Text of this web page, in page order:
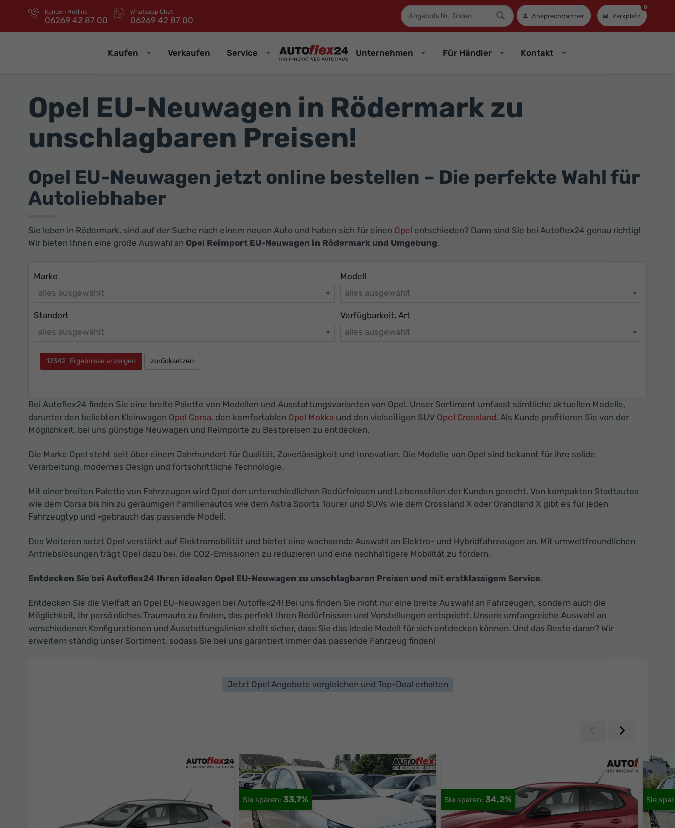
Kunden Hotline
06269 42 87 00
Whatsapp Chat
06269 42 87 00
Fahrzeugnummer
Ansprechpartner Parkplatz
0
Kaufen Verkaufen Service Unternehmen Für Händler Kontakt
Opel EU-Neuwagen in Rödermark zu
unschlagbaren Preisen!
Opel EU-Neuwagen jetzt online bestellen – Die perfekte Wahl für
Autoliebhaber
Sie leben in Rödermark, sind auf der Suche nach einem neuen Auto und haben sich für einen Opel entschieden? Dann sind Sie bei Autoflex24 genau richtig!
Wir bieten Ihnen eine große Auswahl an Opel Reimport EU-Neuwagen in Rödermark und Umgebung.
Marke
alles ausgewählt
Modell
alles ausgewählt
Standort
alles ausgewählt
Verfügbarkeit, Art
alles ausgewählt
12342 Ergebnisse anzeigen zurücksetzen
Bei Autoflex24 finden Sie eine breite Palette von Modellen und Ausstattungsvarianten von Opel. Unser Sortiment umfasst sämtliche aktuellen Modelle,
darunter den beliebten Kleinwagen Opel Corsa, den komfortablen Opel Mokka und den vielseitigen SUV Opel Crossland. Als Kunde profitieren Sie von der
Möglichkeit, bei uns günstige Neuwagen und Reimporte zu Bestpreisen zu entdecken.
Die Marke Opel steht seit über einem Jahrhundert für Qualität, Zuverlässigkeit und Innovation. Die Modelle von Opel sind bekannt für ihre solide
Verarbeitung, modernes Design und fortschrittliche Technologie.
Mit einer breiten Palette von Fahrzeugen wird Opel den unterschiedlichen Bedürfnissen und Lebensstilen der Kunden gerecht. Von kompakten Stadtautos
wie dem Corsa bis hin zu geräumigen Familienautos wie dem Astra Sports Tourer und SUVs wie dem Crossland X oder Grandland X gibt es für jeden
Fahrzeugtyp und -gebrauch das passende Modell.
Des Weiteren setzt Opel verstärkt auf Elektromobilität und bietet eine wachsende Auswahl an Elektro- und Hybridfahrzeugen an. Mit umweltfreundlichen
Antriebslösungen trägt Opel dazu bei, die CO2-Emissionen zu reduzieren und eine nachhaltigere Mobilität zu fördern.
Entdecken Sie bei Autoflex24 Ihren idealen Opel EU-Neuwagen zu unschlagbaren Preisen und mit erstklassigem Service.
Entdecken Sie die Vielfalt an Opel EU-Neuwagen bei Autoflex24! Bei uns finden Sie nicht nur eine breite Auswahl an Fahrzeugen, sondern auch die
Möglichkeit, Ihr persönliches Traumauto zu finden, das perfekt Ihren Bedürfnissen und Vorstellungen entspricht. Unsere umfangreiche Auswahl an
verschiedenen Konfigurationen und Ausstattungslinien stellt sicher, dass Sie das ideale Modell für sich entdecken können. Und das Beste daran? Wir
erweitern ständig unser Sortiment, sodass Sie bei uns garantiert immer das passende Fahrzeug finden!
Jetzt Opel Angebote vergleichen und Top-Deal erhalten
Zurück
33,7% 34,2%